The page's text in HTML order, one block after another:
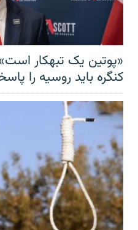
«پوتین یک تبهکار
کنگره باید روسیه را